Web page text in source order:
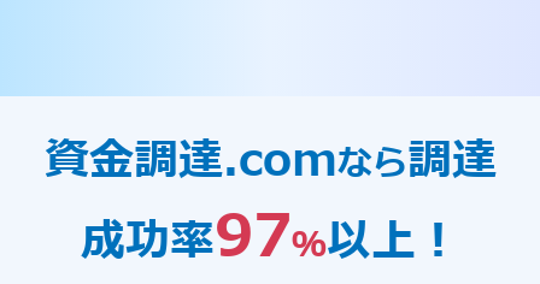
資金調達.comなら調達
成功率97％以上！